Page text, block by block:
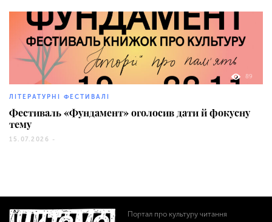
89
ЛІТЕРАТУРНІ ФЕСТИВАЛІ
Фестиваль «Фундамент» оголосив дати й фокусну
тему
15.07.2026 -
Портал про культуру читання